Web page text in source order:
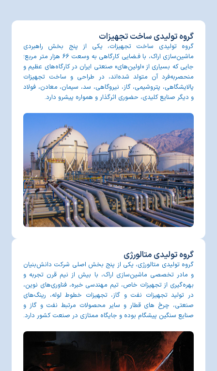
گروه تولیدی ساخت تجهیزات
گروه تولیدی ساخت تجهیزات، یکی از پنج بخش راهبردی
ماشین‌سازی اراک، با فـضایی کارگاهی به وسعت ۶۶ هزار متر مربع؛
جایی که بسیاری از «اولین‌های» صنعتی ایران در کارگاه‌های عظیم و
منحصربه‌فرد آن متولد شده‌اند، در طراحی و ساخت تجهیزات
پالایشگاهی، پتروشیمی، گاز، نیروگاهی، سد، سیمان، معادن، فولاد
و دیگر صنایع کلیدی، حضوری اثرگذار و همواره پیشرو دارد.
گروه تولیدی متالورژی
گروه تولیدی متالورژی، یکی از پنج بخش اصلی شرکت دانش‌بنیان
و مادر تخصصی ماشین‌سازی اراک، با بیش از نیم قرن تجربه و
بهره‌گیری از تجهیزات خاص، تیم مهندسی خبره، فناوری‌های نوین،
در تولید تجهیزات نفت و گاز، تجهیزات خطوط لوله، رینگ‌های
صنعتی، چرخ های قطار و سایر محصولات مرتبط نفت و گاز و
صنایع سنگین پیشگام بوده و جایگاه ممتازی در صنعت کشور دارد.